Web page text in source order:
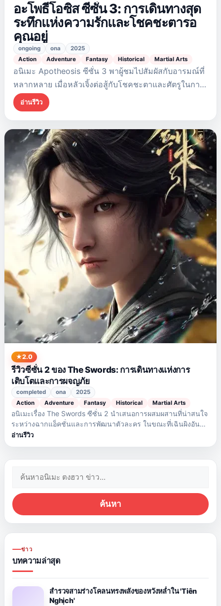
อะโพธีโอซิส ซีซั่น 3: การเดินทางสุด
ระทึกแห่งความรักและโชคชะตารอ
คุณอยู่
ongoing ona
2025
Action
Adventure Fantasy Historical Martial Arts
อนิเมะ Apotheosis ซีซั่น 3 พาผู้ชมไปสัมผัสกับอารมณ์ที่
หลากหลาย เมื่อหลัวเจิ้งต่อสู้กับโชคชะตาและศัตรูในการ
ตามหาหนิงหยูเตี๋ยให้ฟื้นคืนชีพ การผสมผสานระหว่างแอ็
คชั่น โรแมนติก และแฟนตาซี สร้างเรื่องราวที่น่าติดตาม
อ่านรีวิว
2.0
รีวิวซีซั่น 2 ของ The Swords: การเดินทางแห่งการ
เติบโตและการผจญภัย
completed ona
2025
Action
Adventure Fantasy Historical Martial Arts
อนิเมะเรื่อง The Swords ซีซั่น 2 นำเสนอการผสมผสานที่น่าสนใจ
ระหว่างฉากแอ็คชั่นและการพัฒนาตัวละคร ในขณะที่เฉินผิงอัน
เผชิญกับความท้าทายอันตรายมากมายในการเดินทางไปยังเมืองต้า
อ่านรีวิว
ค้นหา:
ค้นหา
ข่าว
บทความล่าสุด
สำรวจสามร่างโคลนทรงพลังของหวังหล่ำใน 'Tiên
Nghịch'